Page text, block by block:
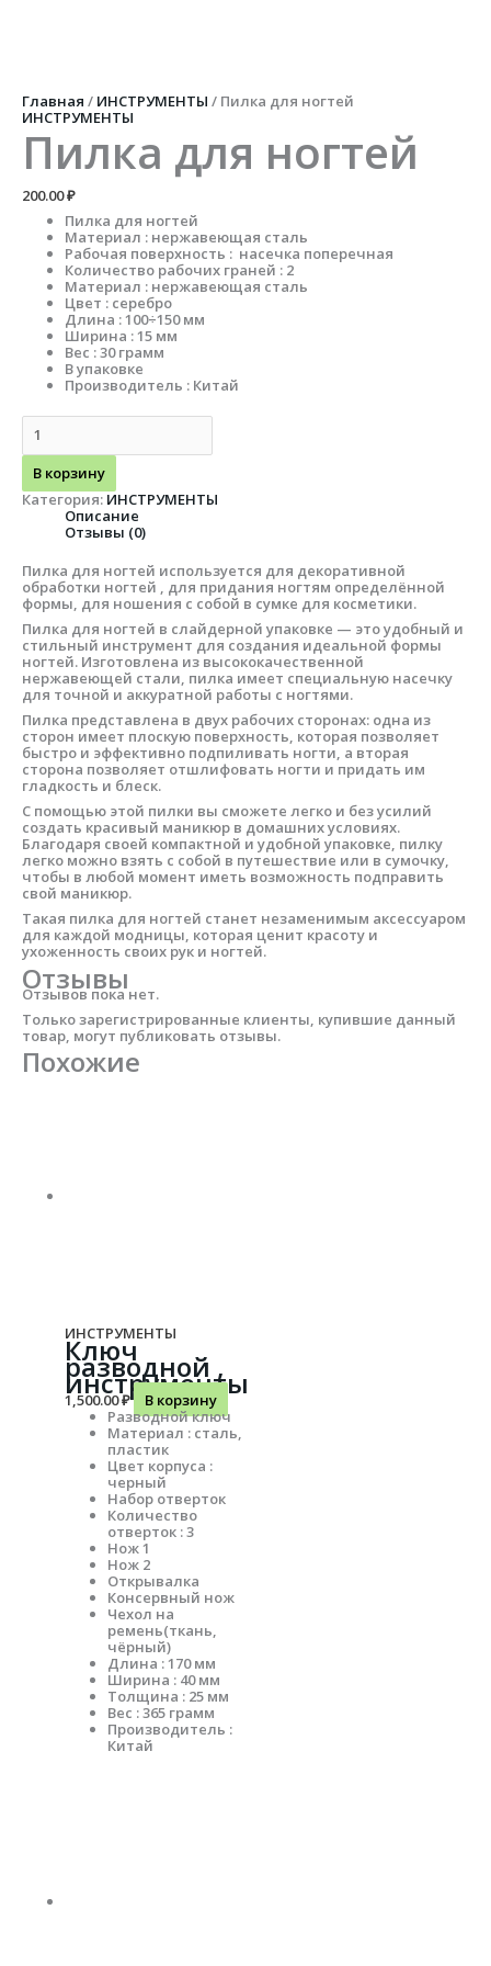
Главная / ИНСТРУМЕНТЫ / Пилка для ногтей
ИНСТРУМЕНТЫ
Пилка для ногтей
200.00₽
Пилка для ногтей
Материал : нержавеющая сталь
Рабочая поверхность : насечка поперечная
Количество рабочих граней : 2
Материал : нержавеющая сталь
Цвет : серебро
Длина : 100÷150 мм
Ширина : 15 мм
Вес : 30 грамм
В упаковке
Производитель : Китай
Пилка
для
ногтей
В корзину
Категория: ИНСТРУМЕНТЫ
Описание
Отзывы (0)
Пилка для ногтей используется для декоративной
обработки ногтей , для придания ногтям определённой
формы, для ношения с собой в сумке для косметики.
Пилка для ногтей в слайдерной упаковке — это удобный и
стильный инструмент для создания идеальной формы
ногтей. Изготовлена из высококачественной
нержавеющей стали, пилка имеет специальную насечку
для точной и аккуратной работы с ногтями.
Пилка представлена в двух рабочих сторонах: одна из
сторон имеет плоскую поверхность, которая позволяет
быстро и эффективно подпиливать ногти, а вторая
сторона позволяет отшлифовать ногти и придать им
гладкость и блеск.
С помощью этой пилки вы сможете легко и без усилий
создать красивый маникюр в домашних условиях.
Благодаря своей компактной и удобной упаковке, пилку
легко можно взять с собой в путешествие или в сумочку,
чтобы в любой момент иметь возможность подправить
свой маникюр.
Такая пилка для ногтей станет незаменимым аксессуаром
для каждой модницы, которая ценит красоту и
ухоженность своих рук и ногтей.
Отзывы
Отзывов пока нет.
Только зарегистрированные клиенты, купившие данный
товар, могут публиковать отзывы.
Похожие
ИНСТРУМЕНТЫ
Ключ
разводной ,
инструменты
1,500.00₽
В корзину
Разводной ключ
Материал : сталь,
пластик
Цвет корпуса :
черный
Набор отверток
Количество
отверток : 3
Нож 1
Нож 2
Открывалка
Консервный нож
Чехол на
ремень(ткань,
чёрный)
Длина : 170 мм
Ширина : 40 мм
Толщина : 25 мм
Вес : 365 грамм
Производитель :
Китай